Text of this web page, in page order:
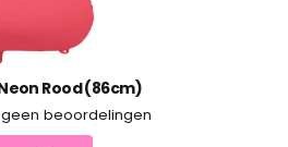
Rood (86cm)
beoordelingen